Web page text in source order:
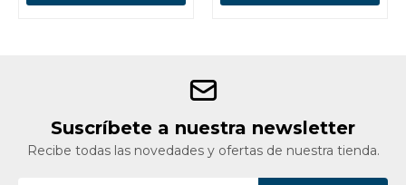
Suscríbete a nuestra newsletter
Recibe todas las novedades y ofertas de nuestra tienda.